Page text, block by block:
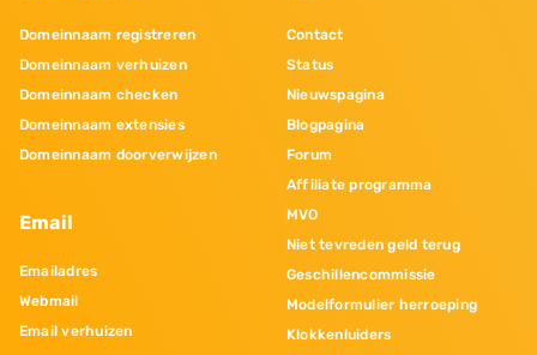
Domeinnaam registreren
Domeinnaam verhuizen
Domeinnaam checken
Domeinnaam extensies
Domeinnaam doorverwijzen
Email
Emailadres
Webmail
Email verhuizen
Contact
Status
Nieuwspagina
Blogpagina
Forum
Affiliate programma
MVO
Niet tevreden geld terug
Geschillencommissie
Modelformulier herroeping
Klokkenluiders